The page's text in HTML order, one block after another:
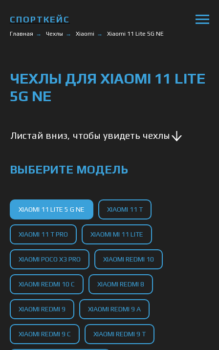
СПОРТКЕЙС
Главная → Чехлы → Xiaomi → Xiaomi 11 Lite 5G NE
ЧЕХЛЫ ДЛЯ XIAOMI 11 LITE
5G NE
Листай вниз, чтобы увидеть чехлы
ВЫБЕРИТЕ МОДЕЛЬ
XIAOMI 11 LITE 5 G NE XIAOMI 11 T
XIAOMI 11 T PRO XIAOMI MI 11 LITE
XIAOMI POCO X3 PRO XIAOMI REDMI 10
XIAOMI REDMI 10 C XIAOMI REDMI 8
XIAOMI REDMI 9 XIAOMI REDMI 9 A
XIAOMI REDMI 9 C XIAOMI REDMI 9 T